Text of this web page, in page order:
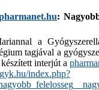
:
a
tagjával a
interjút a
index.php?